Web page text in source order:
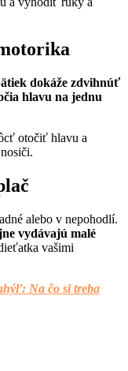
dokáže zdvihnúť
hlavu na jednu
otočiť hlavu a
alebo v nepohodlí.
vydávajú malé
vašimi
Na čo si treba